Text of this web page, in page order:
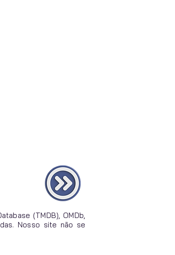
(TMDB), OMDb,
Nosso site não se